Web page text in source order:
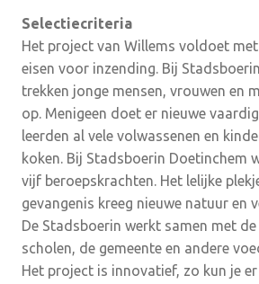
Selectiecriteria
Het project van Willems voldoet
eisen voor inzending. Bij
trekken jonge mensen, vrouwen en
op. Menigeen doet er nieuwe
leerden al vele volwassenen en
koken. Bij Stadsboerin Doetinchem
vijf beroepskrachten. Het lelijke
gevangenis kreeg nieuwe natuur en
De Stadsboerin werkt samen met
scholen, de gemeente en andere
Het project is innovatief, zo kun je er